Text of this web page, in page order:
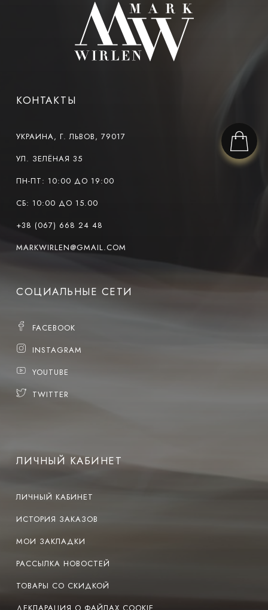
КОНТАКТЫ
УКРАИНА, Г. ЛЬВОВ, 79017
УЛ. ЗЕЛЁНАЯ 35
ПН-ПТ: 10:00 ДО 19:00
СБ: 10:00 ДО 15.00
+38 (067) 668 24 48
MARKWIRLEN@GMAIL.COM
СОЦИАЛЬНЫЕ СЕТИ
FACEBOOK
INSTAGRAM
YOUTUBE
TWITTER
ЛИЧНЫЙ КАБИНЕТ
ЛИЧНЫЙ КАБИНЕТ
ИСТОРИЯ ЗАКАЗОВ
МОИ ЗАКЛАДКИ
РАССЫЛКА НОВОСТЕЙ
ТОВАРЫ СО СКИДКОЙ